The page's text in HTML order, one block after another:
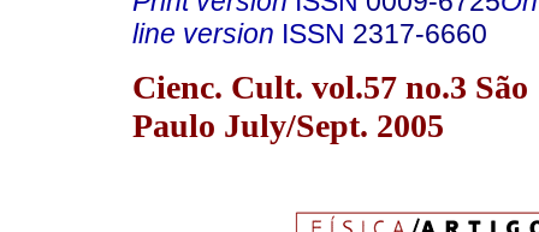
line version ISSN 2317-6660
Cienc. Cult. vol.57 no.3 São
Paulo July/Sept. 2005